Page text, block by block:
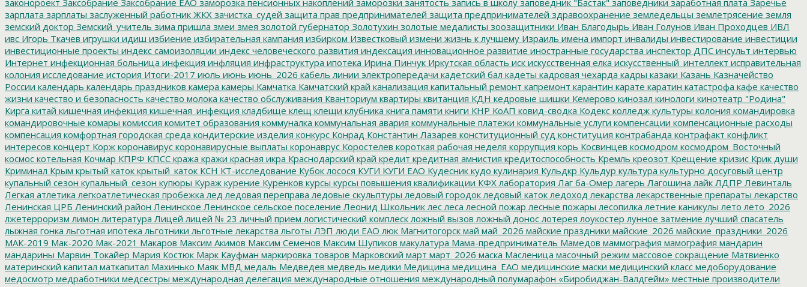
зарплата зарплаты заслуженный работник ЖКХ зачистка_судей защита прав предпринимателей защита предпринимателей здравоохранение земледельцы землетрясение земля
земский доктор Земский_учитель зима пришла змеи змея золотой губернатор Золотухин золотые медалисты зоозащитники Иван Благодырь Иван Голунов Иван Проходцев ИВЛ
ивс Игорь Ткачев игрушки идиш избиение избирательная кампания избирком Известковый измени жизнь к лучшему Израиль имена импорт инвалиды инвестирование инвестиции
инвестиционные проекты индекс самоизоляции индекс человеческого развития индексация инновационное развитие иностранные государства инспектор ДПС инсульт интервью
Интернет инфекционная больница инфекция инфляция инфраструктура ипотека Ирина Пинчук Иркутская область иск искусственная елка искусственный_интеллект исправительная
колония исследование история Итоги-2017 июль июнь июнь_2026 кабель линии электропередачи кадетский бал кадеты кадровая чехарда кадры казаки Казань Казначейство
России календарь календарь праздников камера камеры Камчатка Камчатский край канализация капитальный ремонт капремонт карантин карате каратин катастрофа кафе качество
жизни качество и безопасность качество молока качество обслуживания Кванториум квартиры квитанция КДН кедровые шишки Кемерово кинозал кинологи кинотеатр "Родина"
Кирга китай кишечная инфекция кишечная_инфекция кладбище клещ клещи клубника книга памяти книги КНР КоАП ковид-сводка Кодекс колледж культуры колония командировка
командировочные комары комиссия комитет образования коммуналка коммунальная авария коммунальные платежи коммунальные услуги компенсации компенсационные расходы
компенсация комфортная городская среда кондитерские изделия конкурс Конрад Константин Лазарев конституционный суд конституция контрабанда контрафакт конфликт
интересов концерт Корж коронавирус коронавирусные выплаты коронаврус Коростелев короткая рабочая неделя коррупция корь Косвинцев космодром космодром_Восточный
космос котельная Кочмар КПРФ КПСС кража кражи красная икра Краснодарский край кредит кредитная амнистия кредитоспособность Кремль креозот Крещение кризис Крик души
Криминал Крым крытый каток крытый_каток КСН КТ-исследование Кубок лосося КУГИ КУГИ ЕАО Кудесник кудо кулинария Кульдкр Кульдур культура культурно досуговый центр
купальный сезон купальный_сезон купюры Кураж курение Куренков курсы курсы повышения квалификации КФХ лаборатория Лаг ба-Омер лагерь Лагошина лайк ЛДПР Левинталь
Легкая атлетика легкоатлетическая пробежка лед ледовая переправа ледовые скульптуры ледовый городок ледовый каток ледоход лекарства лекарственные препараты лекарство
Ленинская ЦРБ Ленинский район Ленинское Ленинское сельское поселение Леонид Школьник лес леса лесной пожар лесные пожары лесопилка летние каникулы лето лето_2026
лжетерроризм лимон литература Лицей лицей № 23 личный прием логистический комплеск ложный вызов ложный донос лотерея лоукостер лунное затмение лучший спасатель
лыжная гонка льготная ипотека льготники льготные лекарства льготы ЛЭП люди ЕАО люк Магнитогорск май май_2026 майские праздники майские_2026 майские_праздники_2026
МАК-2019 Мак-2020 Мак-2021 Макаров Максим Акимов Максим Семенов Максим Шупиков макулатура Мама-предприниматель Мамедов маммография мамография мандарин
мандарины Марвин Токайер Мария Костюк Марк Кауфман маркировка товаров Марковский март март_2026 маска Масленица масочный режим массовое сокращение Матвиенко
материнский капитал маткапитал Махинько Маяк МВД медаль Медведев медведь медики Медицина медицина_ЕАО медицинские маски медицинский класс медоборудование
медосмотр медработники медсестры международная делегация международные отношения международный полумарафон «Биробиджан-Валдгейм» местные производители